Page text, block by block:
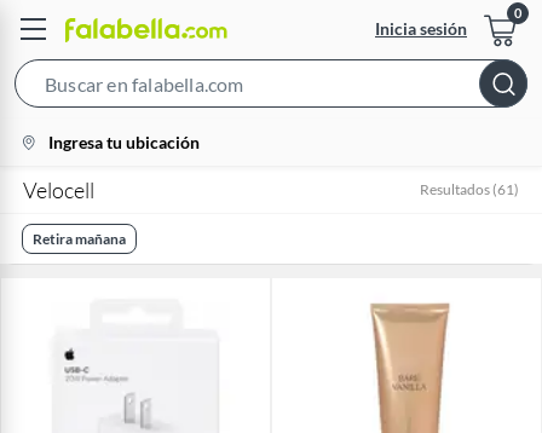
Inicia sesión
Bar
location-
icon
Ingresa tu ubicación
Velocell Resultados (61)
Retira mañana